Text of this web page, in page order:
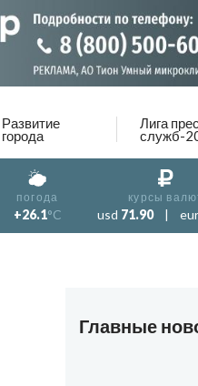
Развитие
города
Лига
служб-
погода
+26.1°C
курсы
usd 71.90 | eur
Главные